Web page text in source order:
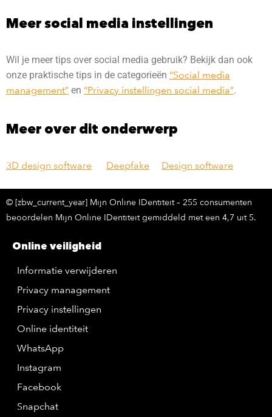
Meer social media instellingen
Wil je meer tips over social media gebruik? Bekijk dan ook
onze praktische tips in de categorieën “Social media
management” en “Privacy instellingen social media”.
Meer over dit onderwerp
3D design software Deepfake Design software
© [zbw_current_year] Mijn Online IDentiteit – 255 consumenten
beoordelen Mijn Online IDentiteit gemiddeld met een 4,7 uit 5.
Online veiligheid
Informatie verwijderen
Privacy management
Privacy instellingen
Online identiteit
WhatsApp
Instagram
Facebook
Snapchat